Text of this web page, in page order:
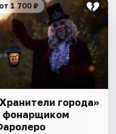
от 1 700 ₽
города»
фонарщиком